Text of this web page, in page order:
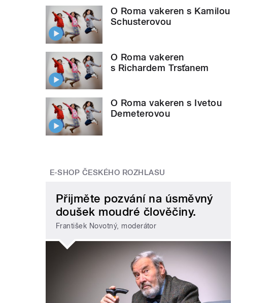
O Roma vakeren s Kamilou
Schusterovou
O Roma vakeren
s Richardem Trsťanem
O Roma vakeren s Ivetou
Demeterovou
E-SHOP ČESKÉHO ROZHLASU
Přijměte pozvání na úsměvný
doušek moudré člověčiny.
František Novotný, moderátor